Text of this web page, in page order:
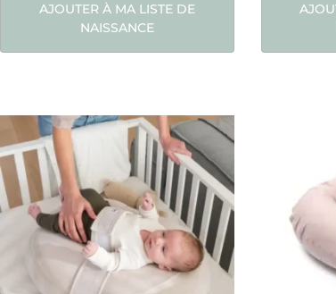
AJOUTER À MA LISTE DE
NAISSANCE